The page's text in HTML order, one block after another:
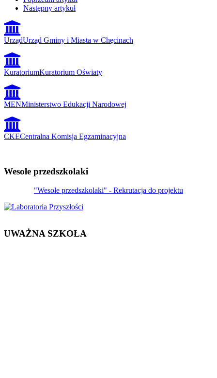
Następny artykuł
UrządUrząd Gminy i Miasta w Chęcinach
KuratoriumKuratorium Oświaty
MENMinisterstwo Edukacji Narodowej
CKECentralna Komisja Egzaminacyjna
Wesołe przedszkolaki
"Wesołe przedszkolaki" - Rekrutacja do projektu
UWAŻNA SZKOŁA